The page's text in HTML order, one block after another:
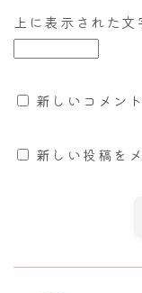
上に表示された
新しいコメン
新しい投稿を